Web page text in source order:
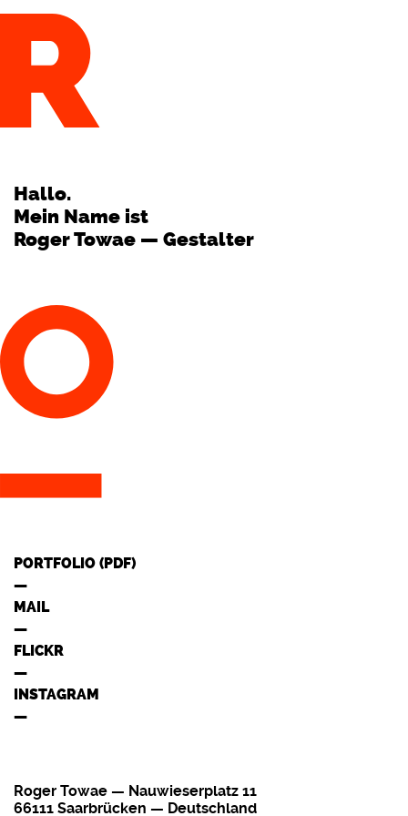
Hallo.
Mein Name ist
Roger Towae — Gestalter
PORTFOLIO (PDF)
MAIL
FLICKR
INSTAGRAM
Roger Towae — Nauwieserplatz 11
66111 Saarbrücken — Deutschland